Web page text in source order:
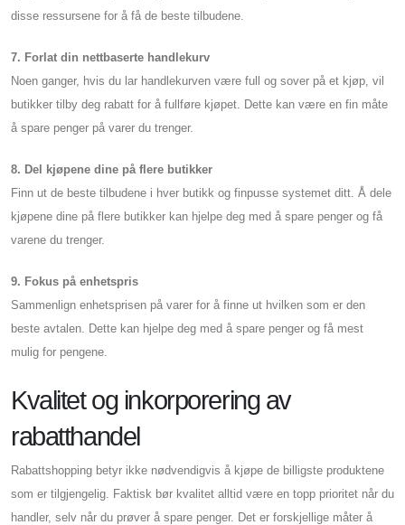
disse ressursene for å få de beste tilbudene.
7. Forlat din nettbaserte handlekurv
Noen ganger, hvis du lar handlekurven være full og sover på et kjøp, vil
butikker tilby deg rabatt for å fullføre kjøpet. Dette kan være en fin måte
å spare penger på varer du trenger.
8. Del kjøpene dine på flere butikker
Finn ut de beste tilbudene i hver butikk og finpusse systemet ditt. Å dele
kjøpene dine på flere butikker kan hjelpe deg med å spare penger og få
varene du trenger.
9. Fokus på enhetspris
Sammenlign enhetsprisen på varer for å finne ut hvilken som er den
beste avtalen. Dette kan hjelpe deg med å spare penger og få mest
mulig for pengene.
Kvalitet og inkorporering av
rabatthandel
Rabattshopping betyr ikke nødvendigvis å kjøpe de billigste produktene
som er tilgjengelig. Faktisk bør kvalitet alltid være en topp prioritet når du
handler, selv når du prøver å spare penger. Det er forskjellige måter å